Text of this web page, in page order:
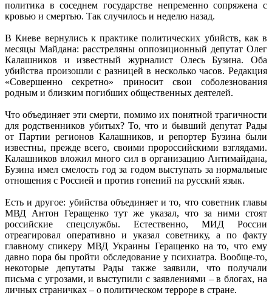
политика в соседнем государстве непременно сопряжена с
кровью и смертью. Так случилось и неделю назад.
В Киеве вернулись к практике политических убийств, как в
месяцы Майдана: расстреляны оппозиционный депутат Олег
Калашников и известный журналист Олесь Бузина. Оба
убийства произошли с разницей в несколько часов. Редакция
«Совершенно секретно» приносит свои соболезнования
родным и близким погибших общественных деятелей.
Что объединяет эти смерти, помимо их понятной трагичности
для родственников убитых? То, что и бывший депутат Рады
от Партии регионов Калашников, и репортер Бузина были
известны, прежде всего, своими пророссийскими взглядами.
Калашников вложил много сил в организацию Антимайдана,
Бузина имел смелость год за годом выступать за нормальные
отношения с Россией и против гонений на русский язык.
Есть и другое: убийства объединяет и то, что советник главы
МВД Антон Геращенко тут же указал, что за ними стоят
российские спецслужбы. Естественно, МИД России
отреагировал оперативно и указал советнику, а по факту
главному спикеру МВД Украины Геращенко на то, что ему
давно пора бы пройти обследование у психиатра. Вообще-то,
некоторые депутаты Рады также заявили, что получали
письма с угрозами, и выступили с заявлениями – в блогах, на
личных страничках – о политическом терроре в стране.